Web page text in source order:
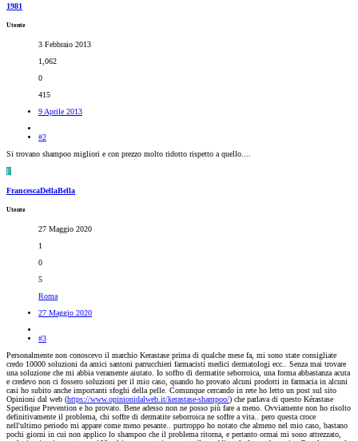
1981
Utente
3 Febbraio 2013
1,062
0
415
9 Aprile 2013
#2
Si trovano shampoo migliori e con prezzo molto ridotto rispetto a quello....
F
FrancescaDellaBella
Utente
27 Maggio 2020
1
0
5
Roma
27 Maggio 2020
#3
Personalmente non conoscevo il marchio Kerastase prima di qualche mese fa, mi sono state consigliate
credo 10000 soluzioni da amici santoni parrucchieri farmacisti medici dermatologi ecc.. Senza mai trovare
una soluzione che mi abbia veramente aiutato. Io soffro di dermatite seborroica, una forma abbastanza acuta
e credevo non ci fossero soluzioni per il mio caso, quando ho provato alcuni prodotti in farmacia in alcuni
casi ho subito anche importanti sfoghi della pelle. Comunque cercando in rete ho letto un post sul sito
Opinioni dal web (https://www.opinionidalweb.it/kerastase-shampoo/) che parlava di questo Kérastase
Specifique Prevention e ho provato. Bene adesso non ne posso più fare a meno. Ovviamente non ho risolto
definitivamente il problema, chi soffre di dermatite seborroica ne soffre a vita.. pero questa croce
nell'ultimo periodo mi appare come meno pesante.. purtroppo ho notato che almeno nel mio caso, bastano
pochi giorni in cui non applico lo shampoo che il problema ritorna, e pertanto ormai mi sono attrezzato,